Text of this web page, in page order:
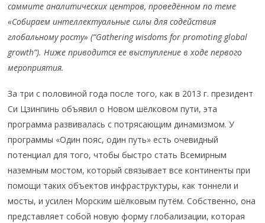
саммите аналитических центров, проведённом по теме
«Собираем интеллектуальные силы для содействия
глобальному росту» (“Gathering wisdoms for promoting global
growth”). Ниже приводится ее выступление в ходе первого
мероприятия.
За три с половиной года после того, как в 2013 г. президент
Си Цзинпинь объявил о Новом шёлковом пути, эта
программа развивалась с потрясающим динамизмом. У
программы «Один пояс, один путь» есть очевидный
потенциал для того, чтобы быстро стать Всемирным
наземным мостом, который связывает все континенты при
помощи таких объектов инфраструктуры, как тоннели и
мосты, и усилен Морским шёлковым путём. Собственно, она
представляет собой новую форму глобализации, которая